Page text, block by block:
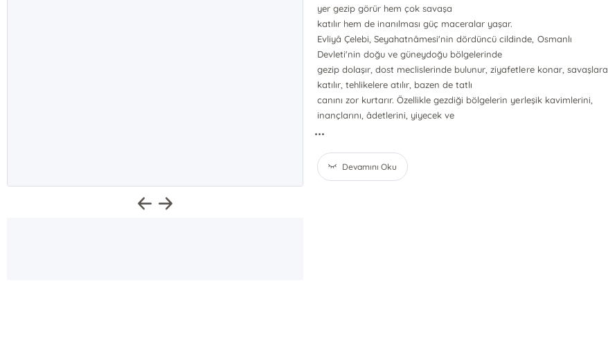
yer gezip görür hem çok savaşa
katılır hem de inanılması güç maceralar yaşar.
Evliyâ Çelebi, Seyahatnâmesi'nin dördüncü cildinde, Osmanlı
Devleti'nin doğu ve güneydoğu bölgelerinde
gezip dolaşır, dost meclislerinde bulunur, ziyafetlere konar, savaşlara
katılır, tehlikelere atılır, bazen de tatlı
canını zor kurtarır. Özellikle gezdiği bölgelerin yerleşik kavimlerini,
inançlarını, âdetlerini, yiyecek ve
...
Devamını Oku